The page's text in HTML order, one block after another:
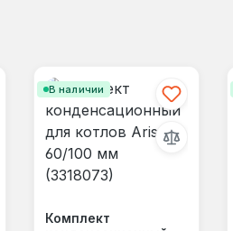
В наличии
Комплект